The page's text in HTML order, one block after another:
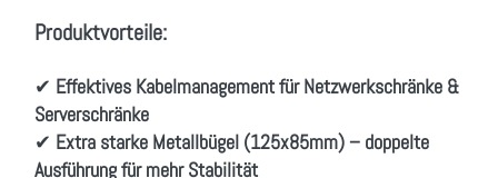
Produktvorteile:
✔ Effektives Kabelmanagement für Netzwerkschränke &
Serverschränke
✔ Extra starke Metallbügel (125x85mm) – doppelte
Ausführung für mehr Stabilität